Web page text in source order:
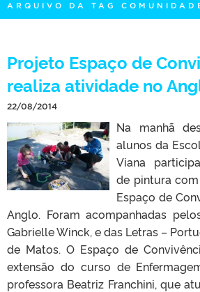
TELEFONES
ARQUIVO DA TAG
Projeto Espaço de
realiza atividade no
22/08/2014
Na manhã
alunos da
Viana
de pintura
Espaço de
Anglo. Foram acompanhadas
Gabrielle Winck, e das Letras –
de Matos. O Espaço de
extensão do curso de
professora Beatriz Franchini, que